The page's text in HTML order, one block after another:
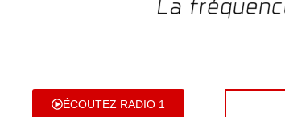
ÉCOUTEZ RADIO 1